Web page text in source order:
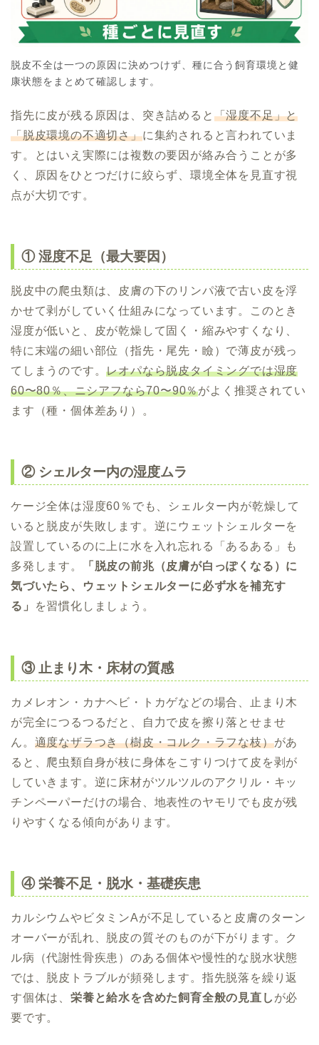
脱皮不全は一つの原因に決めつけず、種に合う飼育環境と健
康状態をまとめて確認します。
指先に皮が残る原因は、突き詰めると 「湿度不足」と
「脱皮環境の不適切さ」に集約されると言われていま
す。とはいえ実際には複数の要因が絡み合うことが多
く、原因をひとつだけに絞らず、環境全体を見直す視
点が大切です。
① 湿度不足（最大要因）
脱皮中の爬虫類は、皮膚の下のリンパ液で古い皮を浮
かせて剥がしていく仕組みになっています。このとき
湿度が低いと、皮が乾燥して固く・縮みやすくなり、
特に末端の細い部位（指先・尾先・瞼）で薄皮が残っ
てしまうのです。レオパなら脱皮タイミングでは湿度
60〜80％、ニシアフなら70〜90％がよく推奨されてい
ます（種・個体差あり）。
② シェルター内の湿度ムラ
ケージ全体は湿度60％でも、シェルター内が乾燥して
いると脱皮が失敗します。逆にウェットシェルターを
設置しているのに上に水を入れ忘れる「あるある」も
多発します。
「脱皮の前兆（皮膚が白っぽくなる）に
気づいたら、ウェットシェルターに必ず水を補充す
る」
を習慣化しましょう。
③ 止まり木・床材の質感
カメレオン・カナヘビ・トカゲなどの場合、止まり木
が完全につるつるだと、自力で皮を擦り落とせませ
ん。 適度なザラつき（樹皮・コルク・ラフな枝）があ
ると、爬虫類自身が枝に身体をこすりつけて皮を剥が
していきます。逆に床材がツルツルのアクリル・キッ
チンペーパーだけの場合、地表性のヤモリでも皮が残
りやすくなる傾向があります。
④ 栄養不足・脱水・基礎疾患
カルシウムやビタミンAが不足していると皮膚のターン
オーバーが乱れ、脱皮の質そのものが下がります。ク
ル病（代謝性骨疾患）のある個体や慢性的な脱水状態
では、脱皮トラブルが頻発します。指先脱落を繰り返
す個体は、 栄養と給水を含めた飼育全般の見直し が必
要です。